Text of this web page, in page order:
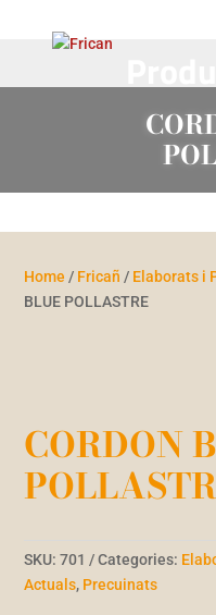
Home / Fricañ / Elaborats i
BLUE POLLASTRE
CORDON
SKU:701 Categories:
Actuals, Precuinats